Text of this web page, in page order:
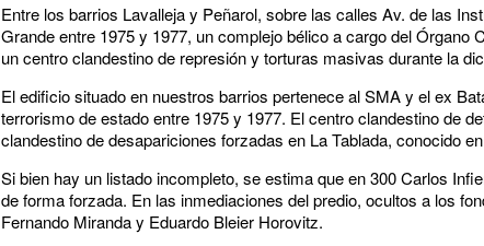
Entre los barrios Lavalleja y Peñarol, sobre las calles Av. de las
Grande entre 1975 y 1977, un complejo bélico a cargo del
un centro clandestino de represión y torturas masivas durante la
El edificio situado en nuestros barrios pertenece al SMA y el ex
terrorismo de estado entre 1975 y 1977. El centro clandestino de
clandestino de desapariciones forzadas en La Tablada, conocido
Si bien hay un listado incompleto, se estima que en 300 Carlos
de forma forzada. En las inmediaciones del predio, ocultos a los
Fernando Miranda y Eduardo Bleier Horovitz.